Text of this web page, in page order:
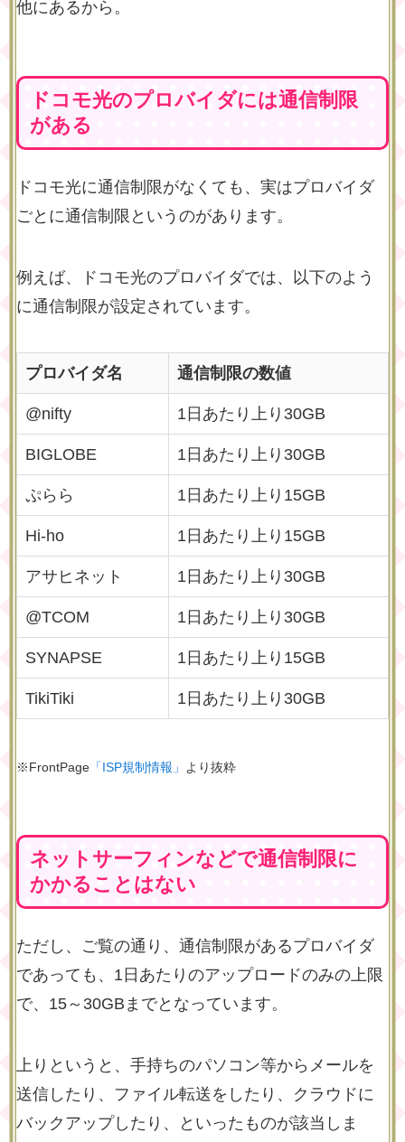
他にあるから。
ドコモ光のプロバイダには通信制限
がある
ドコモ光に通信制限がなくても、実はプロバイダ
ごとに通信制限というのがあります。
例えば、ドコモ光のプロバイダでは、以下のよう
に通信制限が設定されています。
プロバイダ名 通信制限の数値
@nifty 1日あたり上り30GB
BIGLOBE 1日あたり上り30GB
ぷらら 1日あたり上り15GB
Hi-ho 1日あたり上り15GB
アサヒネット 1日あたり上り30GB
@TCOM 1日あたり上り30GB
SYNAPSE 1日あたり上り15GB
TikiTiki 1日あたり上り30GB
※FrontPage「ISP規制情報」 より抜粋
ネットサーフィンなどで通信制限に
かかることはない
ただし、ご覧の通り、通信制限があるプロバイダ
であっても、1日あたりのアップロードのみの上限
で、15～30GBまでとなっています。
上りというと、手持ちのパソコン等からメールを
送信したり、ファイル転送をしたり、クラウドに
バックアップしたり、といったものが該当しま